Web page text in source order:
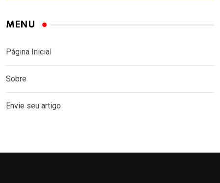
MENU
Página Inicial
Sobre
Envie seu artigo